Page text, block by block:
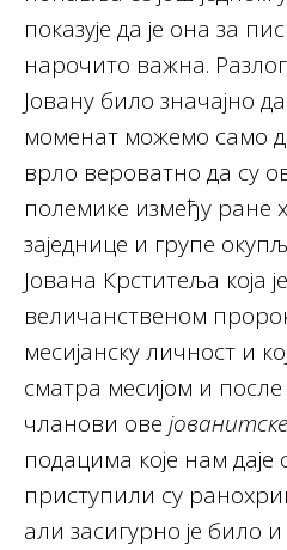
показује да је она за
нарочито важна. Разлог
Јовану било значајно
моменат можемо само
врло вероватно да су
полемике између ране
заједнице и групе
Јована Крститеља која
величанственом
месијанску личност и
сматра месијом и
чланови ове
подацима које нам даје
приступили су
али засигурно је било